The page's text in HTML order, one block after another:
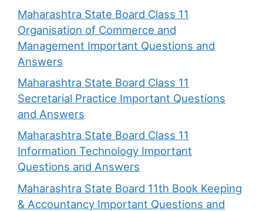
Maharashtra State Board Class 11
Organisation of Commerce and
Management Important Questions and
Answers
Maharashtra State Board Class 11
Secretarial Practice Important Questions
and Answers
Maharashtra State Board Class 11
Information Technology Important
Questions and Answers
Maharashtra State Board 11th Book Keeping
& Accountancy Important Questions and